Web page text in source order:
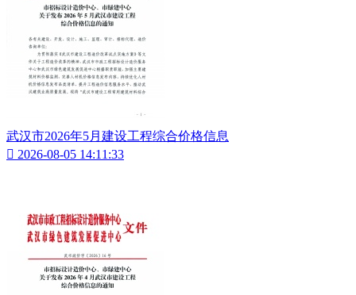
武汉市2026年5月建设工程综合价格信息
 2026-08-05 14:11:33